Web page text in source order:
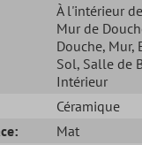
À l'intérieur
Mur de
Douche, Mur,
Sol, Salle de
Intérieur
Céramique
Mat